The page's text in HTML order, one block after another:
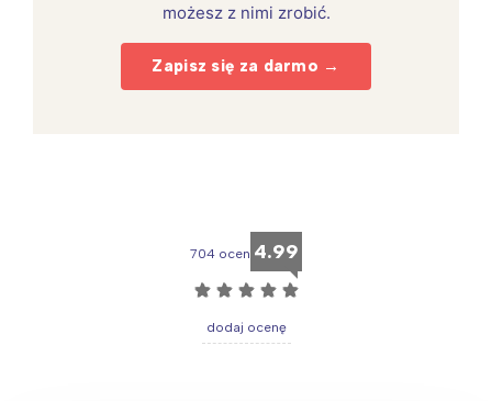
możesz z nimi zrobić.
Zapisz się za darmo →
704 ocen 4.99
☆ ☆ ☆ ☆ ☆
dodaj ocenę